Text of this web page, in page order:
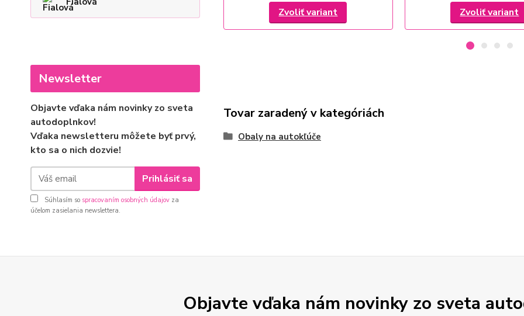
Newsletter
Objavte vďaka nám novinky zo sveta
autodoplnkov!
Vďaka newsletteru môžete byť prvý,
kto sa o nich dozvie!
Prihlásiť sa
Súhlasím so spracovaním osobných údajov za
účelom zasielania newslettera.
Zvoliť variant Zvoliť variant
Tovar zaradený v kategóriách
Obaly na autokľúče
Objavte vďaka nám novinky zo sveta